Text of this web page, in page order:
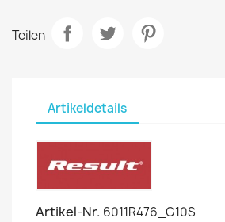
Teilen
Artikeldetails
Artikel-Nr. 6011R476_G10S